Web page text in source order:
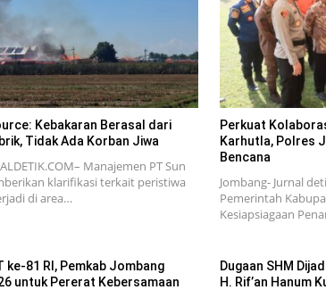
Kebakaran Berasal dari
Tidak Ada Korban Jiwa
Manajemen PT Sun
klarifikasi terkait peristiwa
di area…
Perkuat
Karhutla, Polres
Bencana
Jombang- Jurnal
Pemerintah
Kesiapsiagaan
ke-81 RI, Pemkab Jombang
untuk Pererat Kebersamaan
Dugaan SHM
H. Rif’an Hanum